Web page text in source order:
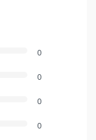
0
0
0
0